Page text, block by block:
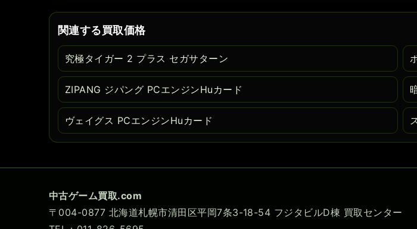
関連する買取価格
究極タイガー 2 プラス セガサターン
ZIPANG ジパング PCエンジンHuカード
ヴェイグス PCエンジンHuカード
中古ゲーム買取.com
〒004-0877 北海道札幌市清田区平岡7条3-18-54 フジタビルD棟 買取センター